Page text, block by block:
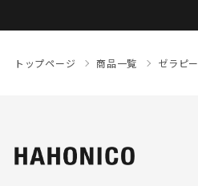
トップページ 商品一覧 ゼラピー